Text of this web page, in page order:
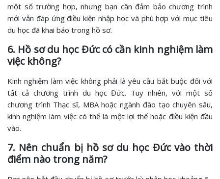
một số trường hợp, nhưng bạn cần đảm bảo chương trình
mới vẫn đáp ứng điều kiện nhập học và phù hợp với mục tiêu
du học đã khai báo trong hồ sơ.
6. Hồ sơ du học Đức có cần kinh nghiệm làm
việc không?
Kinh nghiệm làm việc không phải là yêu cầu bắt buộc đối với
tất cả chương trình du học Đức. Tuy nhiên, với một số
chương trình Thạc sĩ, MBA hoặc ngành đào tạo chuyên sâu,
kinh nghiệm làm việc có thể là một lợi thế hoặc điều kiện đầu
vào.
7. Nên chuẩn bị hồ sơ du học Đức vào thời
điểm nào trong năm?